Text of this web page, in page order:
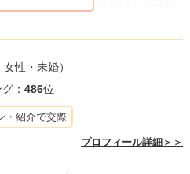
指すのです。これによって彼
会の席を利用する
の席での自然な会話の中で、
も関係性構築に役立ちます
女性・未婚）
： 486位
・紹介で交際
プロフィール詳細＞＞